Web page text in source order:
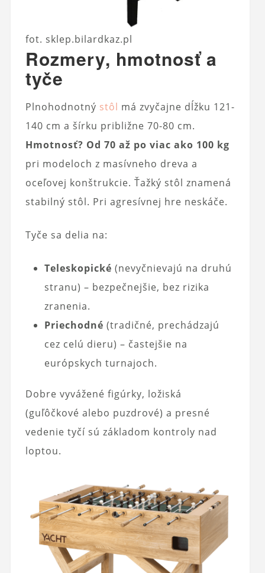
fot. sklep.bilardkaz.pl
Rozmery, hmotnosť a
tyče
Plnohodnotný stôl má zvyčajne dĺžku 121-
140 cm a šírku približne 70-80 cm.
Hmotnosť? Od 70 až po viac ako 100 kg
pri modeloch z masívneho dreva a
oceľovej konštrukcie. Ťažký stôl znamená
stabilný stôl. Pri agresívnej hre neskáče.
Tyče sa delia na:
Teleskopické (nevyčnievajú na druhú
stranu) – bezpečnejšie, bez rizika
zranenia.
Priechodné (tradičné, prechádzajú
cez celú dieru) – častejšie na
európskych turnajoch.
Dobre vyvážené figúrky, ložiská
(guľôčkové alebo puzdrové) a presné
vedenie tyčí sú základom kontroly nad
loptou.